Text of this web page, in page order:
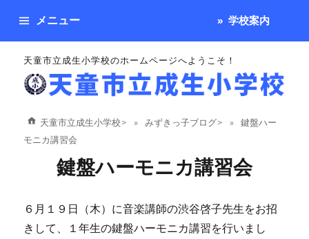
天童市立成生小学校のホームページへようこそ！
メニュー 学校案内
天童市立成生小学校 > みずきっ子ブログ>
鍵盤ハー
モニカ講習会
鍵盤ハーモニカ講習会
６月１９日（木）に音楽講師の渋谷啓子先生をお招
きして、１年生の鍵盤ハーモニカ講習を行いまし